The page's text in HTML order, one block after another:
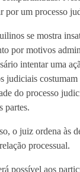
por um processo
se mostra
por motivos
intentar uma
judiciais
do processo
partes.
o juiz ordena às
processual.
possível aos